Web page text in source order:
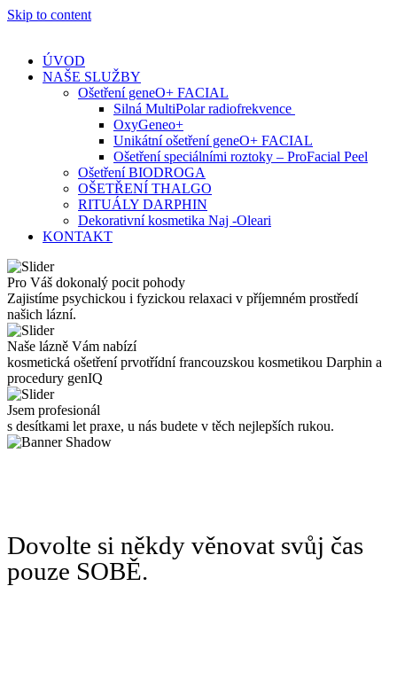
Skip to content
ÚVOD
NAŠE SLUŽBY
Ošetření geneO+ FACIAL
Silná MultiPolar radiofrekvence
OxyGeneo+
Unikátní ošetření geneO+ FACIAL
Ošetření speciálními roztoky – ProFacial Peel
Ošetření BIODROGA
OŠETŘENÍ THALGO
RITUÁLY DARPHIN
Dekorativní kosmetika Naj -Oleari
KONTAKT
Pro Váš dokonalý pocit pohody
Zajistíme psychickou i fyzickou relaxaci v příjemném prostředí
našich lázní.
Naše lázně Vám nabízí
kosmetická ošetření prvotřídní francouzskou kosmetikou Darphin a
procedury genIQ
Jsem profesionál
s desítkami let praxe, u nás budete v těch nejlepších rukou.
Dovolte si někdy věnovat svůj čas
pouze SOBĚ.